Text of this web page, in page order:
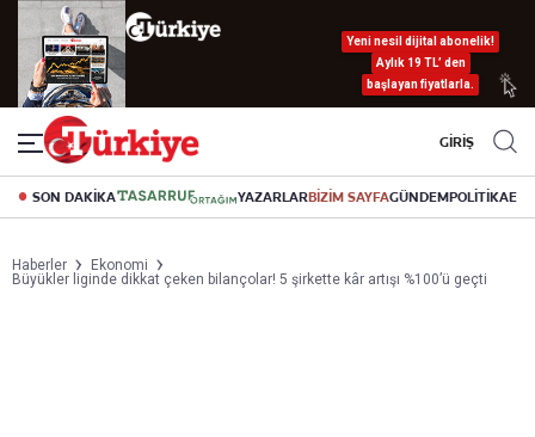
Yeni nesil dijital abonelik!
Aylık 19 TL’ den
başlayan fiyatlarla.
GİRİŞ
SON DAKİKA YAZARLARBİZİM SAYFAGÜNDEMPOLİTİKA
Haberler
Ekonomi
Büyükler liginde dikkat çeken bilançolar! 5 şirkette kâr artışı %100’ü geçti